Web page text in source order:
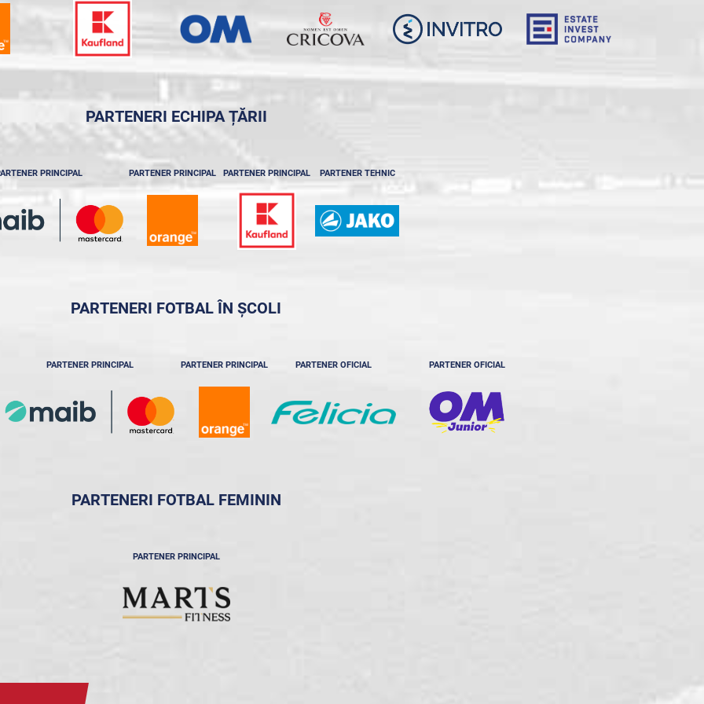
PARTENERI ECHIPA ȚĂRII
PRINCIPAL PARTENER PRINCIPAL PARTENER PRINCIPAL PARTENER TEHNIC
PARTENERI FOTBAL ÎN ȘCOLI
PARTENER PRINCIPAL PARTENER PRINCIPAL PARTENER OFICIAL PARTENER OFICIAL
PARTENERI FOTBAL FEMININ
PARTENER PRINCIPAL